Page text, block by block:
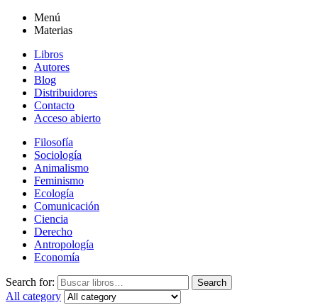
Menú
Materias
Libros
Autores
Blog
Distribuidores
Contacto
Acceso abierto
Filosofía
Sociología
Animalismo
Feminismo
Ecología
Comunicación
Ciencia
Derecho
Antropología
Economía
Search for: Search
All category